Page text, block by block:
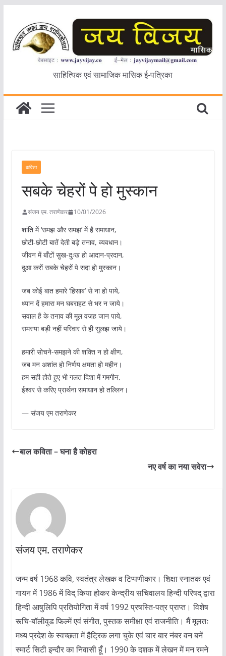
content
साहित्यिक एवं सामाजिक मासिक ई-पत्रिका
कविता
सबके चेहरों पे हो मुस्कान
संजय एम. तराणेकर 10/01/2026
शांति में ‘समझ और समझ’ में है समाधान,
छोटी-छोटी बातें देती बड़े तनाव, व्यवधान।
जीवन में बाँटों सुख-दुःख हो आदान-प्रदान,
दुआ करों सबके चेहरों पे सदा हो मुस्कान।
जब कोई बात हमारे ‘हिसाब’ से ना हो पाये,
ध्यान दें हमारा मन घबराहट से भर न जाये।
सवाल है के तनाव की मूल वजह जान पाये,
समस्या बड़ी नहीं परिवार से ही सुलझ जाये।
हमारी सोचने-समझने की शक्ति न हो क्षीण,
जब मन अशांत हो निर्णय क्षमता हो महीन।
हम सही होते हुए भी गलत दिशा में गमगीन,
ईश्वर से करिए प्रार्थना समाधान हो तल्लिन।
— संजय एम तराणेकर
बाल कविता – घना है कोहरा
नए वर्ष का नया सवेरा
संजय एम. तराणेकर
जन्म वर्ष 1968 कवि, स्वतंत्र लेखक व टिप्पणीकार। शिक्षा स्नातक एवं
गायन में 1986 में विद् किया होकर केन्द्रीय सचिवालय हिन्दी परिषद् द्वारा
हिन्दी आषुलिपि प्रतियोगिता में वर्ष 1992 प्रषस्ति-पत्र प्राप्त। विशेष
रूचि-बॉलीवुड फिल्में एवं संगीत, पुस्तक समीक्षा एवं राजनीति। मैं मूलतः
मध्य प्रदेश के स्वच्छता में हैट्रिक लगा चुके एवं चार बार नंबर वन बनें
स्मार्ट सिटी इन्दौर का निवासी हूँ। 1990 के दशक में लेखन में मन रमने